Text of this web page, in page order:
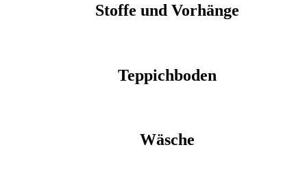
Stoffe und Vorhänge
Teppichboden
Wäsche